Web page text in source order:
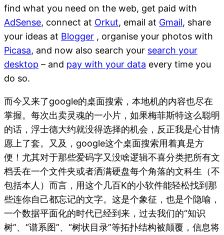
find what you need on the web, get paid with
AdSense, connect at Orkut, email at Gmail, share
your ideas at Blogger , organise your photos with
Picasa, and now also search your search your
desktop – and pay with your data every time you
do so.
而今又来了google的桌面搜索，本地机的内容也尽在
掌握。每次出卖灵魂的一小片，如果梅菲斯特这么聪明
的话，浮士德大约就没得选择的机会，反正我是心甘情
愿上了套。又及，google这个桌面搜索用着真是方
便！尤其对于那些爱码字又没啥逻辑不喜分类把所有文
档丢在一个文件夹或者洒满硬盘每个角落的文科生（不
包括本人）而言，用这个几百K的小软件能轻松找到那
些连你自己都忘记的文字。这是个象征，也是个隐喻，
一个数据平面化的时代已经到来，过去我们的“知识
树”、“谱系图”、“树状目录”等拓扑结构被颠覆，信息将